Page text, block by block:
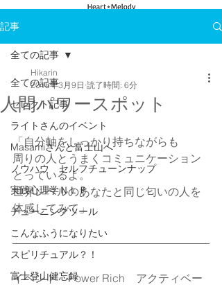
記事
全ての記事
セレクト記事
ライトさんのイベント
Masamiさんと富士山へ
ノウハウ セルフチューンナップ
実践心理学ＮＬＰ
チューニングツール
こんなふうになりたい
スピリチュアル？！
富士登山健忘録
全ての記事
人間パワースポット
Hikarin
2018年3月9日 読了時間: 6分
「自分軸をしっかり持ちながらも
周りの人とうまくコミュニケーション
とっているよ。
世界レベルのあなたと同じ匂いの人を
体感してみて」
イベント　Power Rich　アクティベー